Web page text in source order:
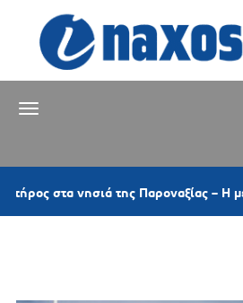
της Παροναξίας – Η μεγάλη γιορτή